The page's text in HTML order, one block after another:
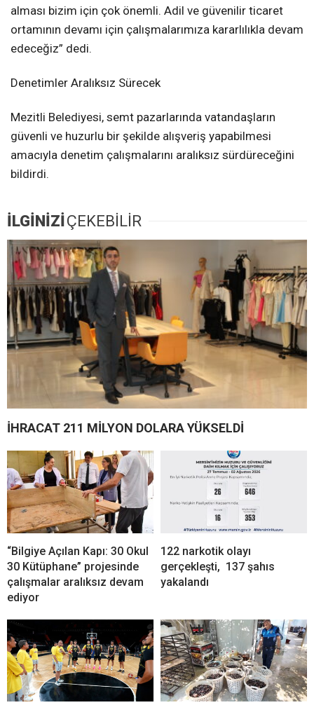
alması bizim için çok önemli. Adil ve güvenilir ticaret
ortamının devamı için çalışmalarımıza kararlılıkla devam
edeceğiz” dedi.
Denetimler Aralıksız Sürecek
Mezitli Belediyesi, semt pazarlarında vatandaşların
güvenli ve huzurlu bir şekilde alışveriş yapabilmesi
amacıyla denetim çalışmalarını aralıksız sürdüreceğini
bildirdi.
İLGİNİZİ ÇEKEBİLİR
İHRACAT 211 MİLYON DOLARA YÜKSELDİ
“Bilgiye Açılan Kapı: 30 Okul
30 Kütüphane” projesinde
çalışmalar aralıksız devam
ediyor
122 narkotik olayı
gerçekleşti, 137 şahıs
yakalandı